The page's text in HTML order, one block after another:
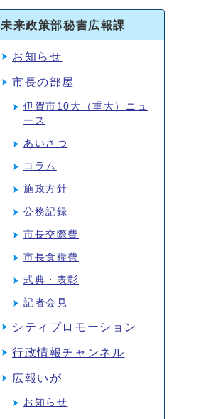
未来政策部秘書広報課
お知らせ
市長の部屋
伊賀市10大（重大）ニュ
ース
あいさつ
コラム
施政方針
公務記録
市長交際費
市長食糧費
式典・表彰
記者会見
シティプロモーション
行政情報チャンネル
広報いが
お知らせ